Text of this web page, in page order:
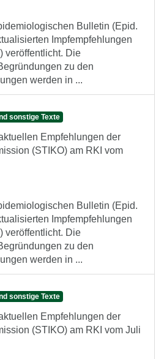
Bulletin (Epid.
Impfempfehlungen
veröffentlicht. Die
zu den
werden in ...
sonstige Texte
Empfehlungen der
(STIKO) am RKI vom
Bulletin (Epid.
Impfempfehlungen
veröffentlicht. Die
zu den
werden in ...
sonstige Texte
Empfehlungen der
(STIKO) am RKI vom Juli